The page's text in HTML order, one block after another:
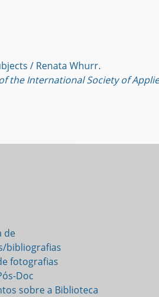
/ Renata Whurr.
the International Society of
de
bibliografias
fotografias
Doc
sobre a Biblioteca